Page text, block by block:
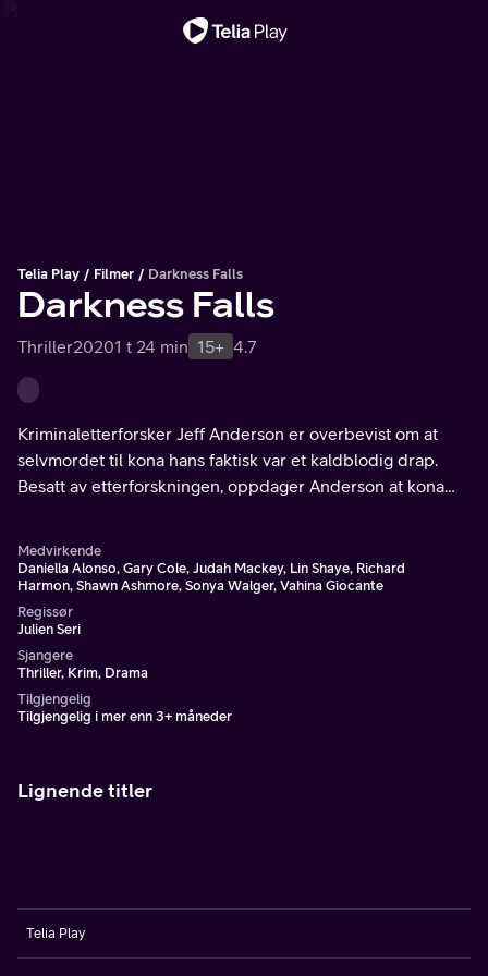
Telia Play Filmer Darkness Falls
Darkness Falls
Thriller20201 t 24 min 15+ 4.7
Kriminaletterforsker Jeff Anderson er overbevist om at
selvmordet til kona hans faktisk var et kaldblodig drap.
Besatt av etterforskningen, oppdager Anderson at kona
Medvirkende
Daniella Alonso, Gary Cole, Judah Mackey, Lin Shaye, Richard
Harmon, Shawn Ashmore, Sonya Walger, Vahina Giocante
Regissør
Julien Seri
Sjangere
Thriller, Krim, Drama
Tilgjengelig
Tilgjengelig i mer enn 3+ måneder
Lignende titler
Telia Play